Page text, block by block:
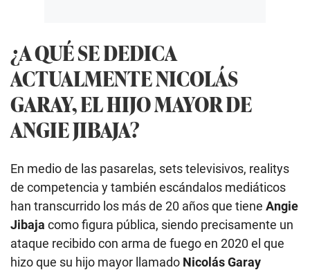
¿A QUÉ SE DEDICA
ACTUALMENTE NICOLÁS
GARAY, EL HIJO MAYOR DE
ANGIE JIBAJA?
En medio de las pasarelas, sets televisivos, realitys
de competencia y también escándalos mediáticos
han transcurrido los más de 20 años que tiene Angie
Jibaja como figura pública, siendo precisamente un
ataque recibido con arma de fuego en 2020 el que
hizo que su hijo mayor llamado Nicolás Garay